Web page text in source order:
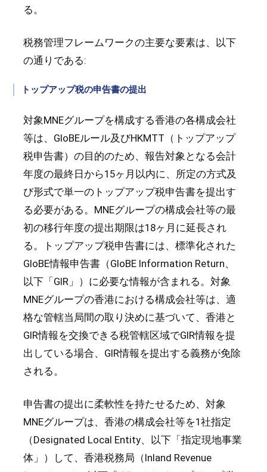
る。
税務管理フレームワークの主要な要素は、以下
の通りである:
トップアップ税の申告書の提出
対象MNEグループを構成する香港の各構成会社
等は、GloBEルール及びHKMTT（トップアップ
税申告書）の目的のため、報告対象となる会計
年度の最終日から15ヶ月以内に、所定の方式及
び形式で単一のトップアップ税申告書を提出す
る必要がある。MNEグループの構成会社等の最
初の移行年度の提出期限は18ヶ月に延長され
る。トップアップ税申告書には、標準化された
GloBE情報申告書（GloBE Information Return、
以下「GIR」）に必要な情報が含まれる。対象
MNEグループの香港における構成会社等は、適
格な管轄当局間の取り決めに基づいて、香港と
GIR情報を交換できる税管轄区域でGIR情報を提
出している場合、GIR情報を提出する義務が免除
される。
申告書の提出に柔軟性を持たせるため、対象
MNEグループは、香港の構成会社等を1社指定
（Designated Local Entity、以下「指定現地事業
体」）して、香港税務局（Inland Revenue